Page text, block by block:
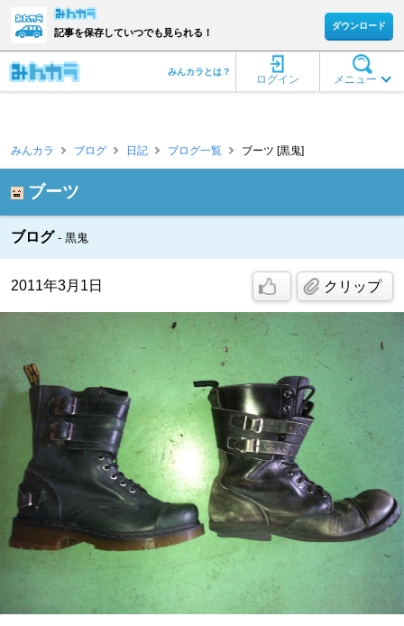
記事を保存していつでも見られる！
ダウンロード
メニュー
ログイン
みんカラとは？
みんカラ ブログ 日記 ブログ一覧 ブーツ [黒鬼]
ブーツ
ブログ 黒鬼
2011年3月1日 クリップ